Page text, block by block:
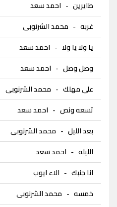
طايرين - احمد سعد
غربه - محمد الشرنوبى
يا ولا يا ولا - احمد سعد
وصل وصل - احمد سعد
على مهلك - محمد الشرنوبى
تسعه ونص - احمد سعد
بعد الليل - محمد الشرنوبى
الليله - احمد سعد
انا جنبك - الاء ايوب
خمسه - محمد الشرنوبى